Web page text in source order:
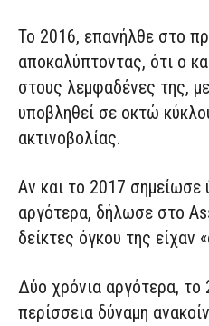
Το 2016, επανήλθε στο
αποκαλύπτοντας, ότι ο
στους λεμφαδένες της,
υποβληθεί σε οκτώ
ακτινοβολίας.
Αν και το 2017 σημείωσε
αργότερα, δήλωσε στο
δείκτες όγκου της είχαν
Δύο χρόνια αργότερα, το
περίσσεια δύναμη